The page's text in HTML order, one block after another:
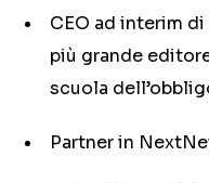
CEO ad interim
più grande
scuola
Partner in